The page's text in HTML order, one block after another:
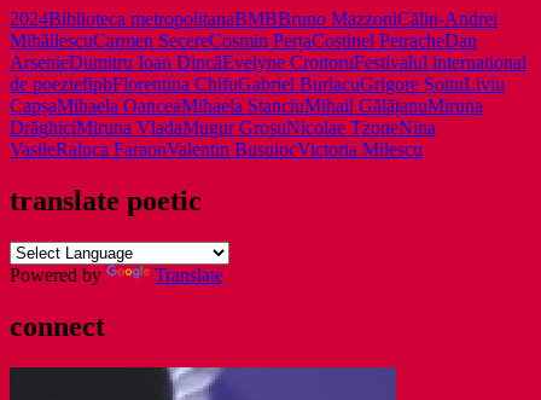
2024Biblioteca metropolitanaBMBBruno MazzoniCălin-Andrei
MihăilescuCarmen SecereCosmin PerțaCostinel PetracheDan
ArsenieDumitru Ioan DincăEvelyne CroitoruFestivalul international
de poeziefipbFlorentina ChifuGabriel BurlacuGrigore ȘoituLiviu
CapșaMihaela OanceaMihaela StanciuMihail GălățanuMiruna
DrăghiciMiruna VladaMugur GrosuNicolae TzoneNina
VasileRaluca FaraonValentin BusuiocVictoria Milescu
translate poetic
Powered by Translate
connect